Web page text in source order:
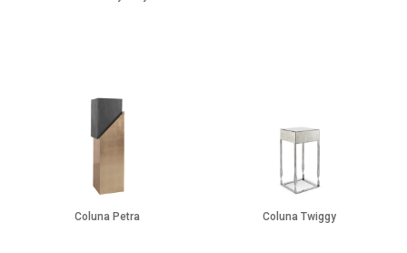
Coluna Petra Coluna Twiggy